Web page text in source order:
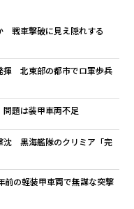
戦車撃破に見え隠れする
揮 北東部の都市でロ軍歩兵
題は装甲車両不足
沈 黒海艦隊のクリミア「完
の軽装甲車両で無謀な突撃